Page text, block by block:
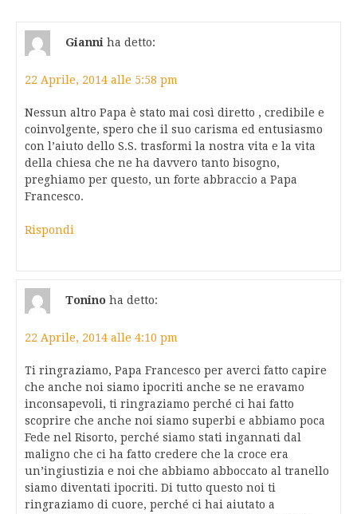
Gianni ha detto:
22 Aprile, 2014 alle 5:58 pm
Nessun altro Papa è stato mai così diretto , credibile e
coinvolgente, spero che il suo carisma ed entusiasmo
con l’aiuto dello S.S. trasformi la nostra vita e la vita
della chiesa che ne ha davvero tanto bisogno,
preghiamo per questo, un forte abbraccio a Papa
Francesco.
Rispondi
Tonino ha detto:
22 Aprile, 2014 alle 4:10 pm
Ti ringraziamo, Papa Francesco per averci fatto capire
che anche noi siamo ipocriti anche se ne eravamo
inconsapevoli, ti ringraziamo perché ci hai fatto
scoprire che anche noi siamo superbi e abbiamo poca
Fede nel Risorto, perché siamo stati ingannati dal
maligno che ci ha fatto credere che la croce era
un’ingiustizia e noi che abbiamo abboccato al tranello
siamo diventati ipocriti. Di tutto questo noi ti
ringraziamo di cuore, perché ci hai aiutato a